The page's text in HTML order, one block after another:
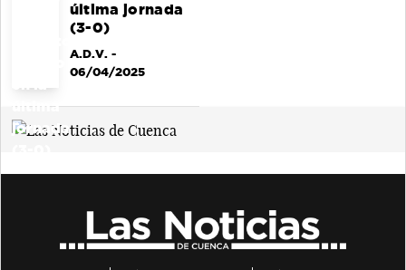
última jornada
(3-0)
A.D.V. -
06/04/2025